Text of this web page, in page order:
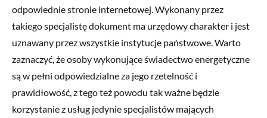
odpowiednie stronie internetowej. Wykonany przez
takiego specjalistę dokument ma urzędowy charakter i jest
uznawany przez wszystkie instytucje państwowe. Warto
zaznaczyć, że osoby wykonujące świadectwo energetyczne
są w pełni odpowiedzialne za jego rzetelność i
prawidłowość, z tego też powodu tak ważne będzie
korzystanie z usług jedynie specjalistów mających